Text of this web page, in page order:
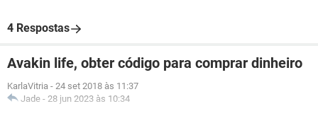
4 Respostas
Avakin life, obter código para comprar dinheiro
KarlaVitria - 24 set 2018 às 11:37
Jade - 28 jun 2023 às 10:34